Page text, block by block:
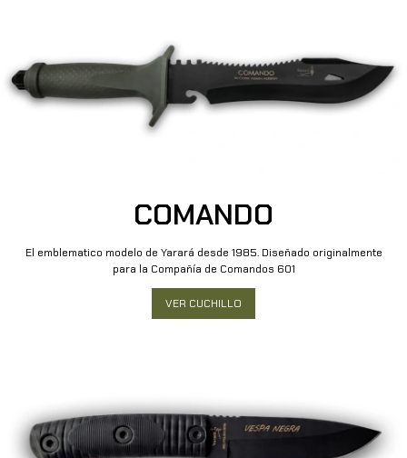
COMANDO
El emblematico modelo de Yarará desde 1985. Diseñado originalmente
para la Compañía de Comandos 601
VER CUCHILLO